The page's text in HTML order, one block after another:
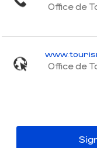
Office de
Office de